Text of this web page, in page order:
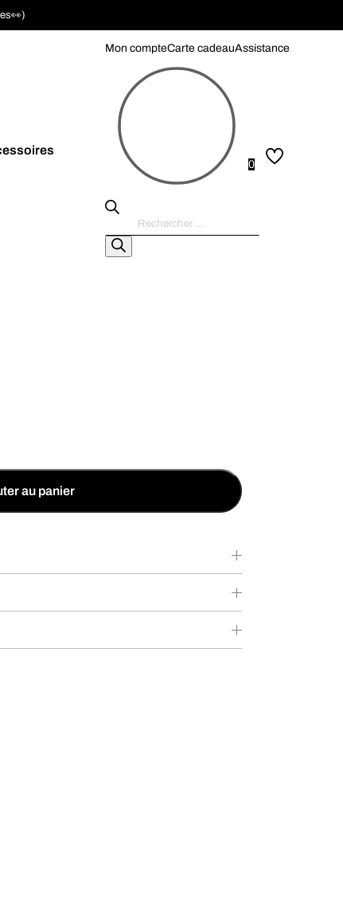
Mon compteCarte cadeauAssistance
Recherche
de
produits
0
au panier